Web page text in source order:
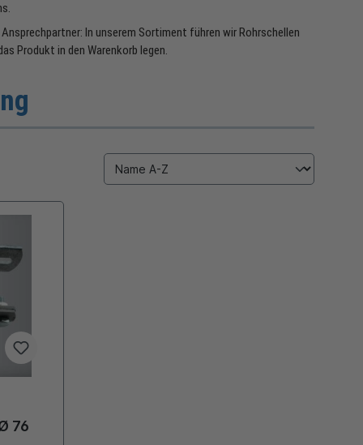
In unserem Sortiment führen wir Rohrschellen
Produkt in den Warenkorb legen.
76